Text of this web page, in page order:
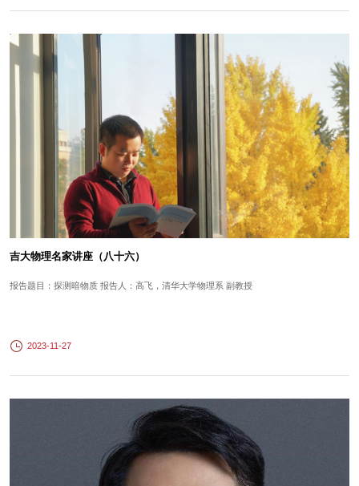
吉大物理名家讲座（八十六）
报告题目：探测暗物质 报告人：高飞，清华大学物理系 副教授
2023-11-27